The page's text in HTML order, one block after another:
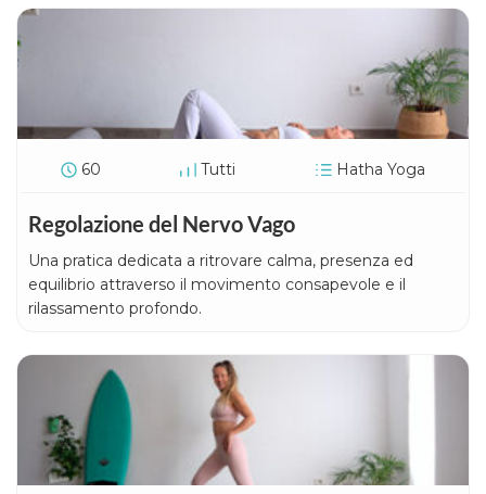
60 Tutti Hatha Yoga
Regolazione del Nervo Vago
Una pratica dedicata a ritrovare calma, presenza ed
equilibrio attraverso il movimento consapevole e il
rilassamento profondo.